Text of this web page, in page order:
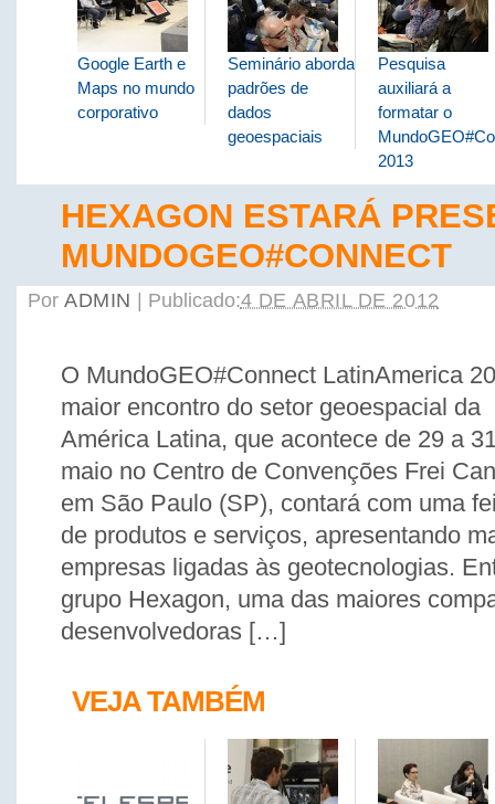
Google Earth e
Maps no mundo
corporativo
Seminário aborda
padrões de
dados
geoespaciais
Pesquisa
auxiliará a
formatar o
2013
HEXAGON ESTARÁ
MUNDOGEO#CONNECT
Por ADMIN Publicado:4 DE ABRIL DE 2012
O MundoGEO#Connect LatinAmerica
maior encontro do setor geoespacial da
América Latina, que acontece de 29 a
maio no Centro de Convenções Frei
em São Paulo (SP), contará com uma
de produtos e serviços, apresentando
empresas ligadas às geotecnologias.
grupo Hexagon, uma das maiores
desenvolvedoras […]
VEJA TAMBÉM